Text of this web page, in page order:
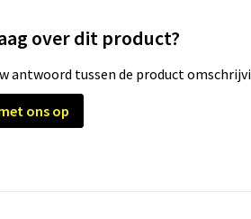
over dit product?
antwoord tussen de product
ons op